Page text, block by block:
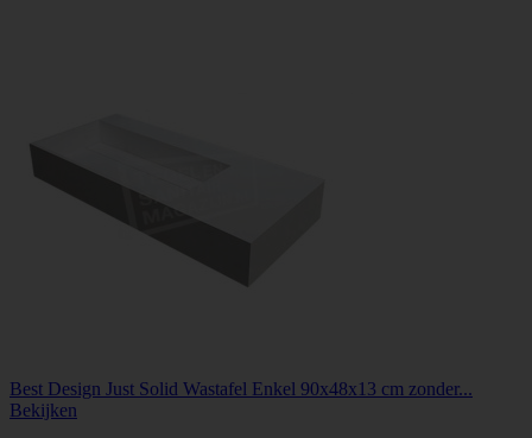
Best Design Just Solid Wastafel Enkel 90x48x13 cm zonder...
Bekijken